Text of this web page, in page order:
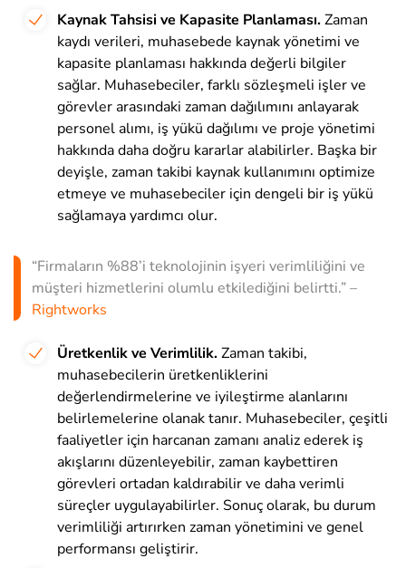
Kaynak Tahsisi ve Kapasite Planlaması.Zaman
kaydı verileri, muhasebede kaynak yönetimi ve
kapasite planlaması hakkında değerli bilgiler
sağlar. Muhasebeciler, farklı sözleşmeli işler ve
görevler arasındaki zaman dağılımını anlayarak
personel alımı, iş yükü dağılımı ve proje yönetimi
hakkında daha doğru kararlar alabilirler. Başka bir
deyişle, zaman takibi kaynak kullanımını optimize
etmeye ve muhasebeciler için dengeli bir iş yükü
sağlamaya yardımcı olur.
“Firmaların %88’i teknolojinin işyeri verimliliğini ve
müşteri hizmetlerini olumlu etkilediğini belirtti.” –
Rightworks
Üretkenlik ve Verimlilik.Zaman takibi,
muhasebecilerin üretkenliklerini
değerlendirmelerine ve iyileştirme alanlarını
belirlemelerine olanak tanır. Muhasebeciler, çeşitli
faaliyetler için harcanan zamanı analiz ederek iş
akışlarını düzenleyebilir, zaman kaybettiren
görevleri ortadan kaldırabilir ve daha verimli
süreçler uygulayabilirler. Sonuç olarak, bu durum
verimliliği artırırken zaman yönetimini ve genel
performansı geliştirir.